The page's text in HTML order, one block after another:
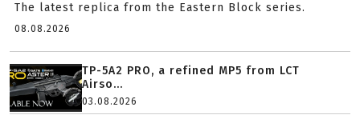
The latest replica from the Eastern Block series.
08.08.2026
TP-5A2 PRO, a refined MP5 from LCT
Airso...
03.08.2026